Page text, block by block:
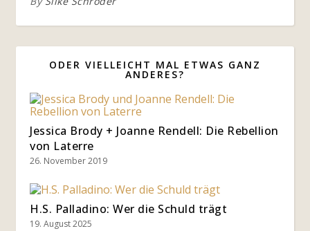
ODER VIELLEICHT MAL ETWAS GANZ
ANDERES?
Jessica Brody + Joanne Rendell: Die Rebellion
von Laterre
26. November 2019
H.S. Palladino: Wer die Schuld trägt
19. August 2025